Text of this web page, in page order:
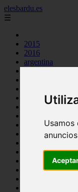
elesbardu.es
☰
2015
2016
argentina
cocina casera
comidas
huevos
mariscos
postres